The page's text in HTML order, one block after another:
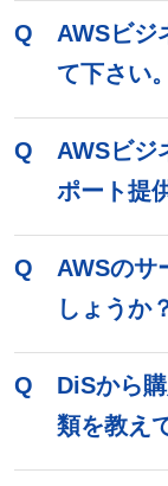
Q
AWSビジ
て下さい。
Q
AWSビジ
ポート提
Q
AWSのサ
しょうか
Q
DiSから
類を教え